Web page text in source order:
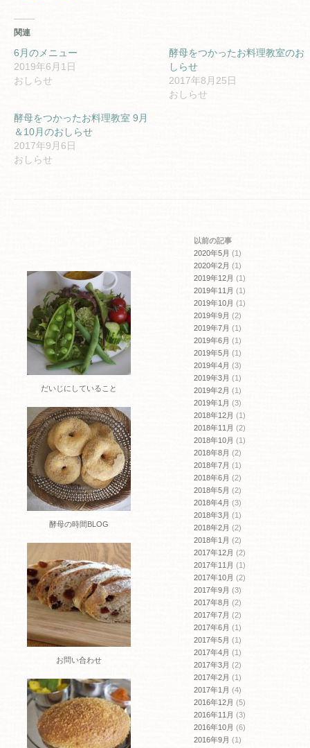
共
有
(新
し
い
ド
ウ
で
開
き
ま
す)
ク
リ
ッ
さ
い
(新
し
い
関連
6月のメニュー
2019年6月1日
おしらせ
酵母をつかったお料理教室のお
しらせ
2017年8月25日
おしらせ
酵母をつかったお料理教室 9月
＆10月のおしらせ
2017年9月6日
おしらせ
だいじにしていること
酵母の時間BLOG
お問い合わせ
以前の記事
2020年5月 (1)
2020年2月 (1)
2019年12月 (1)
2019年11月 (1)
2019年10月 (1)
2019年9月 (2)
2019年7月 (1)
2019年6月 (1)
2019年5月 (1)
2019年4月 (3)
2019年3月 (1)
2019年2月 (1)
2019年1月 (3)
2018年12月 (1)
2018年11月 (2)
2018年10月 (1)
2018年8月 (2)
2018年7月 (1)
2018年6月 (2)
2018年5月 (2)
2018年4月 (3)
2018年3月 (1)
2018年2月 (2)
2018年1月 (2)
2017年12月 (2)
2017年11月 (1)
2017年10月 (2)
2017年9月 (3)
2017年8月 (2)
2017年7月 (2)
2017年6月 (1)
2017年5月 (1)
2017年4月 (1)
2017年3月 (2)
2017年2月 (1)
2017年1月 (4)
2016年12月 (5)
2016年11月 (3)
2016年10月 (6)
2016年9月 (1)